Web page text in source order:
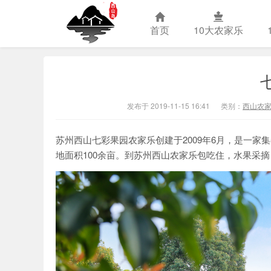
首页 10大农家乐
发布于 2019-11-15 16:41 类别： 西山农
苏州西山七彩果园农家乐创建于2009年6月，是一家
地面积100余亩。到苏州西山农家乐包吃住，水果采